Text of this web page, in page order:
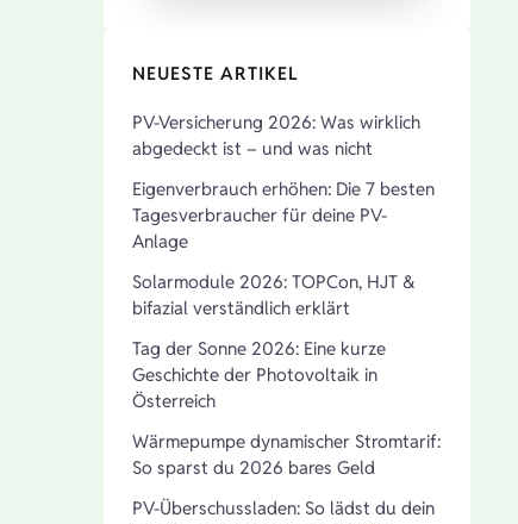
NEUESTE ARTIKEL
PV-Versicherung 2026: Was wirklich
abgedeckt ist – und was nicht
Eigenverbrauch erhöhen: Die 7 besten
Tagesverbraucher für deine PV-
Anlage
Solarmodule 2026: TOPCon, HJT &
bifazial verständlich erklärt
Tag der Sonne 2026: Eine kurze
Geschichte der Photovoltaik in
Österreich
Wärmepumpe dynamischer Stromtarif:
So sparst du 2026 bares Geld
PV-Überschussladen: So lädst du dein